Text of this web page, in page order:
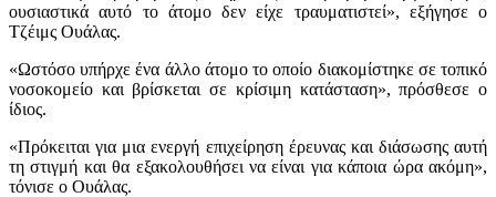
ουσιαστικά αυτό το άτομο δεν είχε τραυματιστεί», εξήγησε ο
Τζέιμς Ουάλας.
«Ωστόσο υπήρχε ένα άλλο άτομο το οποίο διακομίστηκε σε τοπικό
νοσοκομείο και βρίσκεται σε κρίσιμη κατάσταση», πρόσθεσε ο
ίδιος.
«Πρόκειται για μια ενεργή επιχείρηση έρευνας και διάσωσης αυτή
τη στιγμή και θα εξακολουθήσει να είναι για κάποια ώρα ακόμη»,
τόνισε ο Ουάλας.